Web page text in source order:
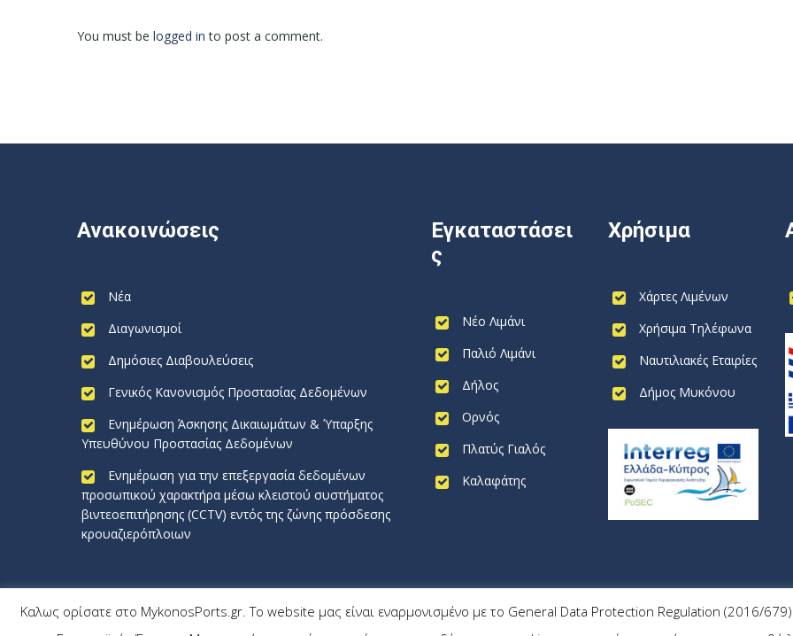
You must be logged in to post a comment.
Ανακοινώσεις
Νέα
Διαγωνισμοί
Δημόσιες Διαβουλεύσεις
Γενικός Κανονισμός Προστασίας Δεδομένων
Ενημέρωση Άσκησης Δικαιωμάτων & Ύπαρξης
Υπευθύνου Προστασίας Δεδομένων
Ενημέρωση για την επεξεργασία δεδομένων
προσωπικού χαρακτήρα μέσω κλειστού συστήματος
βιντεοεπιτήρησης (CCTV) εντός της ζώνης πρόσδεσης
κρουαζιερόπλοιων
Εγκαταστάσει
ς
Νέο Λιμάνι
Παλιό Λιμάνι
Δήλος
Ορνός
Πλατύς Γιαλός
Καλαφάτης
Χρήσιμα
Χάρτες Λιμένων
Χρήσιμα Τηλέφωνα
Ναυτιλιακές Εταιρίες
Δήμος Μυκόνου
Καλως ορίσατε στο MykonosPorts.gr. Το website μας είναι εναρμονισμένο με το General Data Protection Regulation (2016/